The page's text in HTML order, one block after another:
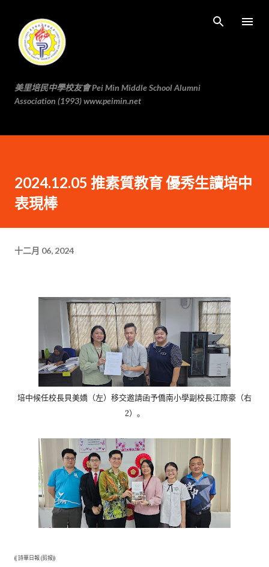
美里培民中學校友會 Pei Min Middle School Alumni
Association (1993) www.peimin.net
2024.12.05 推素質教育 優秀生讀培中
表現棒
十二月 06, 2024
培中候任校長貝美嬌（左）移交邀請函予僑南小學副校長江際豪（右
2）。
(( 詩華日報 (剪报))